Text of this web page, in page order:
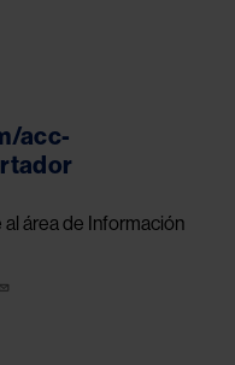
acc-
área de Información